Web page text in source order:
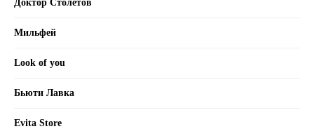
Доктор Столетов
Мильфей
Look of you
Бьюти Лавка
Evita Store